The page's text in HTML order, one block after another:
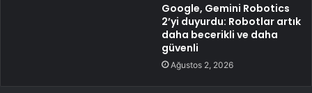
Google, Gemini Robotics
2’yi duyurdu: Robotlar artık
daha becerikli ve daha
güvenli
Ağustos 2, 2026